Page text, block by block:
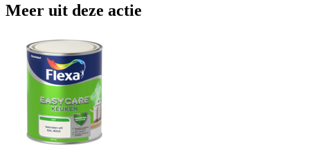
Meer uit deze actie